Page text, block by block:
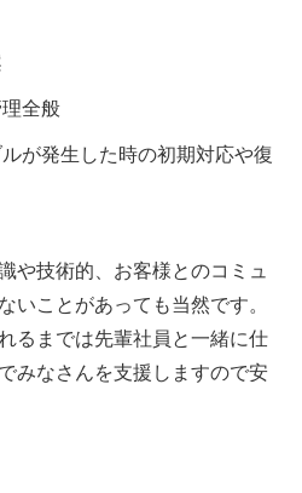
全般
が発生した時の初期対応や復
や技術的、お客様とのコミュ
いことがあっても当然です。
るまでは先輩社員と一緒に仕
みなさんを支援しますので安